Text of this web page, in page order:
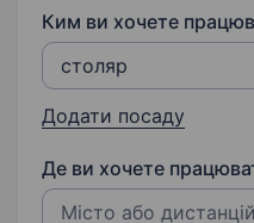
Ким ви хочете
Додати посаду
Де ви хочете